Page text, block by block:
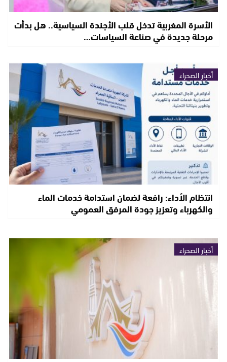
الأسرة المغربية تدخل قلب الأجندة السياسية.. هل بدأت
مرحلة جديدة في صناعة السياسات…
أخبار الصحراء
انتظام الأداء: رافعة لضمان استدامة خدمات الماء
والكهرباء وتعزيز جودة المرفق العمومي
أخبار الصحراء